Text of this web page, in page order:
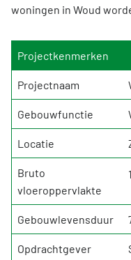
woningen in Woud
Projectkenmerken
Projectnaam
Gebouwfunctie
Locatie
Bruto
vloeroppervlakte
Gebouwlevensduur
Opdrachtgever